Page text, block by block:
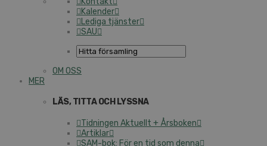
Kalender
Lediga tjänster
SAU
OM OSS
MER
LÄS, TITTA OCH LYSSNA
Tidningen Aktuellt + Årsboken
Artiklar
SAM-bok: För en tid som denna